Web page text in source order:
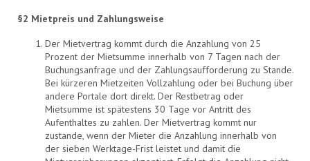
§2 Mietpreis und Zahlungsweise
Der Mietvertrag kommt durch die Anzahlung von 25
Prozent der Mietsumme innerhalb von 7 Tagen nach der
Buchungsanfrage und der Zahlungsaufforderung zu Stande.
Bei kürzeren Mietzeiten Vollzahlung oder bei Buchung über
andere Portale dort direkt. Der Restbetrag oder
Mietsumme ist spätestens 30 Tage vor Antritt des
Aufenthaltes zu zahlen. Der Mietvertrag kommt nur
zustande, wenn der Mieter die Anzahlung innerhalb von
der sieben Werktage-Frist leistet und damit die